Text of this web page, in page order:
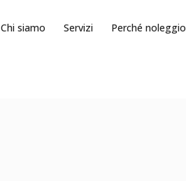
Chi siamo Servizi Perché noleggio